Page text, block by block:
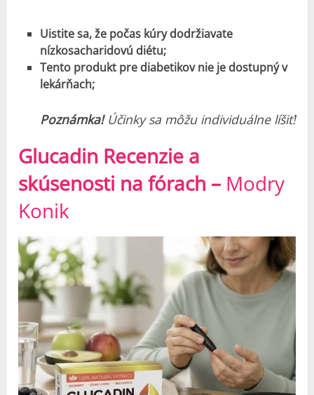
Uistite sa, že počas kúry dodržiavate
nízkosacharidovú diétu;
Tento produkt pre diabetikov nie je dostupný v
lekárňach;
Poznámka! Účinky sa môžu individuálne líšiť!
Glucadin Recenzie a
skúsenosti na fórach – Modry
Konik